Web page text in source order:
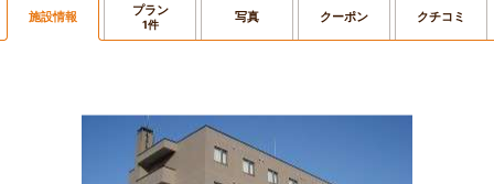
施設情報 プラン
1件 写真 クーポン クチコミ